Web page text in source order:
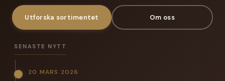
Utforska sortimentet Om oss
SENASTE NYTT
20 MARS 2026